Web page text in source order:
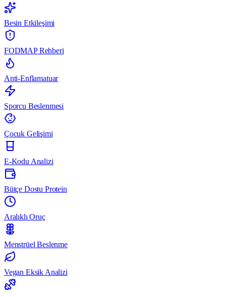
Besin Etkileşimi
FODMAP Rehberi
Anti-Enflamatuar
Sporcu Beslenmesi
Çocuk Gelişimi
E-Kodu Analizi
Bütçe Dostu Protein
Aralıklı Oruç
Menstrüel Beslenme
Vegan Eksik Analizi